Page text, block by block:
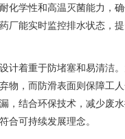
化学性和高温灭菌能力，
厂能实时监控排水状态，
计着重于防堵塞和易清洁
物，而防滑表面则保障工
，结合环保技术，减少废
合可持续发展理念。